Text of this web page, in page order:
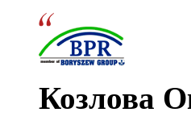
Козлова